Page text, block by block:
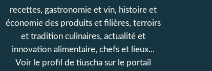
recettes, gastronomie et vin, histoire et
économie des produits et filières, terroirs
et tradition culinaires, actualité et
innovation alimentaire, chefs et lieux...
Voir le profil de tiuschasur le portail